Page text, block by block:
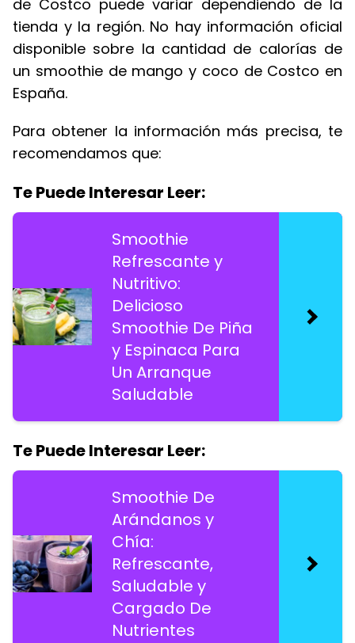
de Costco puede variar dependiendo de la
tienda y la región. No hay información oficial
disponible sobre la cantidad de calorías de
un smoothie de mango y coco de Costco en
España.
Para obtener la información más precisa, te
recomendamos que:
Te Puede Interesar Leer:
Smoothie
Refrescante y
Nutritivo:
Delicioso
Smoothie De Piña
y Espinaca Para
Un Arranque
Saludable
Te Puede Interesar Leer:
Smoothie De
Arándanos y
Chía:
Refrescante,
Saludable y
Cargado De
Nutrientes